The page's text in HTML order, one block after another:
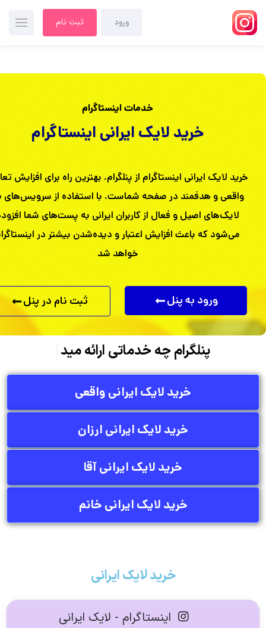
ورود ثبت نام
خدمات اینستاگرام
خرید لایک ایرانی اینستاگرام
خرید لایک ایرانی اینستاگرام از پنلگرام، بهترین راه برای افزایش
واقعی و هدفمند در صفحه شماست. با استفاده از سرویس‌های
لایک‌های اصیل و فعال از کاربران ایرانی به پست‌های شما
می‌شود که باعث افزایش اعتبار و دیده‌شدن بیشتر در
خواهد شد
ورود به پنل ثبت نام در پنل
پنلگرام چه خدماتی ارائه مید
خرید لایک ایرانی واقعی
خرید لایک ایرانی ارزان
خرید لایک ایرانی آقا
خرید لایک ایرانی خانم
خرید لایک ایرانی
اینستاگرام - لایک ایرانی